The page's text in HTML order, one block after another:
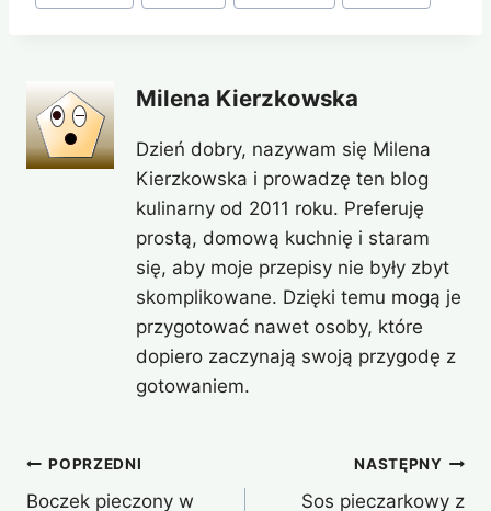
Milena Kierzkowska
Dzień dobry, nazywam się Milena
Kierzkowska i prowadzę ten blog
kulinarny od 2011 roku. Preferuję
prostą, domową kuchnię i staram
się, aby moje przepisy nie były zbyt
skomplikowane. Dzięki temu mogą je
przygotować nawet osoby, które
dopiero zaczynają swoją przygodę z
gotowaniem.
Nawigacja
POPRZEDNI
Boczek pieczony w
NASTĘPNY
Sos pieczarkowy z